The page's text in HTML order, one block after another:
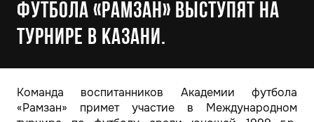
футбола «Рамзан» выступят на
турнире в Казани.
Команда воспитанников Академии футбола
«Рамзан» примет участие в Международном